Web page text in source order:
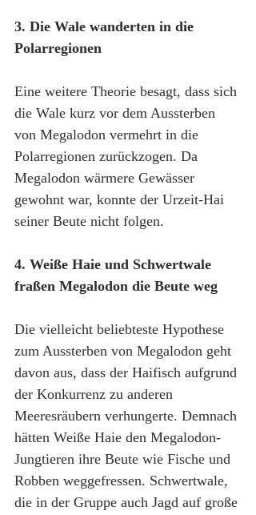
3. Die Wale wanderten in die
Polarregionen
Eine weitere Theorie besagt, dass sich
die Wale kurz vor dem Aussterben
von Megalodon vermehrt in die
Polarregionen zurückzogen. Da
Megalodon wärmere Gewässer
gewohnt war, konnte der Urzeit-Hai
seiner Beute nicht folgen.
4. Weiße Haie und Schwertwale
fraßen Megalodon die Beute weg
Die vielleicht beliebteste Hypothese
zum Aussterben von Megalodon geht
davon aus, dass der Haifisch aufgrund
der Konkurrenz zu anderen
Meeresräubern verhungerte. Demnach
hätten Weiße Haie den Megalodon-
Jungtieren ihre Beute wie Fische und
Robben weggefressen. Schwertwale,
die in der Gruppe auch Jagd auf große